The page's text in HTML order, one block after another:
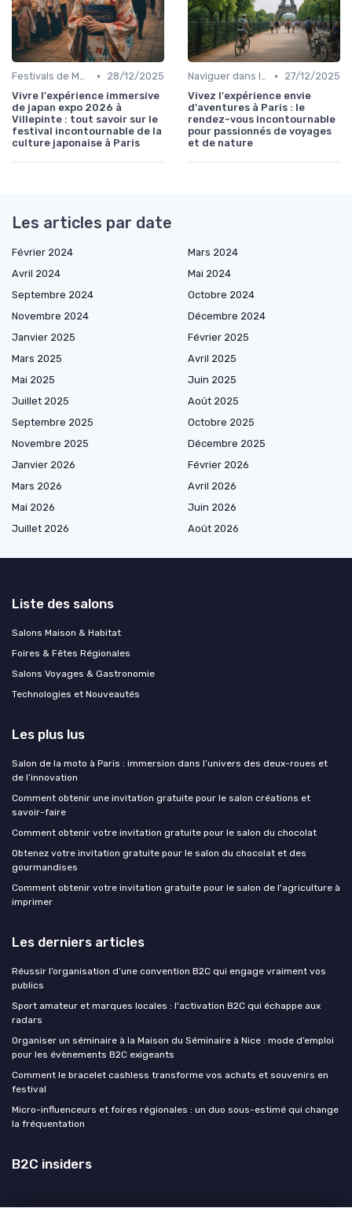
Festivals de Musique et Culturels •
28/12/2025
Vivre l'expérience immersive
de japan expo 2026 à
Villepinte : tout savoir sur le
festival incontournable de la
culture japonaise à Paris
Naviguer dans les Grands Événements •
27/12/2025
Vivez l'expérience envie
d'aventures à Paris : le
rendez-vous incontournable
pour passionnés de voyages
et de nature
Les articles par date
Février 2024
Mars 2024
Avril 2024
Mai 2024
Septembre 2024
Octobre 2024
Novembre 2024
Décembre 2024
Janvier 2025
Février 2025
Mars 2025
Avril 2025
Mai 2025
Juin 2025
Juillet 2025
Août 2025
Septembre 2025
Octobre 2025
Novembre 2025
Décembre 2025
Janvier 2026
Février 2026
Mars 2026
Avril 2026
Mai 2026
Juin 2026
Juillet 2026
Août 2026
Liste des salons
Salons Maison & Habitat
Foires & Fêtes Régionales
Salons Voyages & Gastronomie
Technologies et Nouveautés
Les plus lus
Salon de la moto à Paris : immersion dans l’univers des deux-roues et
de l’innovation
Comment obtenir une invitation gratuite pour le salon créations et
savoir-faire
Comment obtenir votre invitation gratuite pour le salon du chocolat
Obtenez votre invitation gratuite pour le salon du chocolat et des
gourmandises
Comment obtenir votre invitation gratuite pour le salon de l'agriculture à
imprimer
Les derniers articles
Réussir l’organisation d’une convention B2C qui engage vraiment vos
publics
Sport amateur et marques locales : l'activation B2C qui échappe aux
radars
Organiser un séminaire à la Maison du Séminaire à Nice : mode d’emploi
pour les évènements B2C exigeants
Comment le bracelet cashless transforme vos achats et souvenirs en
festival
Micro-influenceurs et foires régionales : un duo sous-estimé qui change
la fréquentation
B2C insiders